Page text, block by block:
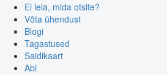
Ei leia, mida otsite?
Võta ühendust
Blogi
Tagastused
Saidikaart
Abi